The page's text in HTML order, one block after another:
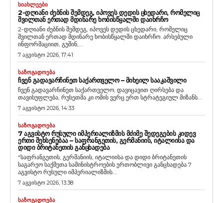
ᲡᲘᲐᲮᲚᲔᲔᲑᲘ
2-ᲓᲦᲘᲐᲜᲘ ᲫᲔᲑᲜᲘᲡ ᲨᲔᲛᲓᲔᲒ, ᲘᲞᲝᲕᲔᲡ ᲓᲔᲓᲘᲡ ᲪᲮᲔᲓᲐᲠᲘ, ᲠᲝᲛᲔᲚᲘᲪ
ᲨᲕᲘᲚᲗᲐᲜ ᲔᲠᲗᲐᲓ ᲛᲓᲘᲜᲐᲠᲔ ᲮᲝᲑᲘᲡᲬᲧᲐᲚᲨᲘ ᲓᲐᲘᲮᲠᲩᲝ
2-დღიანი ძებნის შემდეგ, იპოვეს დედის ცხედარი, რომელიც
შვილთან ერთად მდინარე ხობისწყალში დაიხრჩო. არსებული
ინფორმაციით, გუშინ,...
7 აგვისტო 2026, 17:41
ᲡᲐᲖᲝᲒᲐᲓᲝᲔᲑᲐ
ᲩᲕᲔᲜ ᲒᲐᲓᲐᲕᲐᲠᲩᲘᲜᲔᲗ ᲡᲐᲥᲐᲠᲗᲕᲔᲚᲝ – ᲛᲘᲮᲔᲘᲚ ᲡᲐᲐᲙᲐᲨᲕᲘᲚᲘ
ჩვენ გადავარჩინეთ საქართველო, დავიცავით ღირსება და
თავისუფლება, რუსეთმა კი ომის ვერც ერთ სტრატეგიულ მიზანს...
7 აგვისტო 2026, 14:33
ᲡᲐᲖᲝᲒᲐᲓᲝᲔᲑᲐ
7 ᲐᲒᲕᲘᲡᲢᲝ ᲠᲣᲡᲣᲚᲘ ᲘᲛᲞᲔᲠᲘᲐᲚᲘᲖᲛᲘᲡ ᲛᲫᲘᲛᲔ ᲨᲔᲓᲔᲒᲔᲑᲘᲡ ᲙᲘᲓᲔᲕ
ᲔᲠᲗᲘ ᲨᲔᲮᲡᲔᲜᲔᲑᲐᲐ – ᲡᲐᲤᲠᲐᲜᲒᲔᲗᲘᲡ, ᲒᲔᲠᲛᲐᲜᲘᲘᲡ, ᲘᲢᲐᲚᲘᲘᲡᲐ ᲓᲐ
ᲓᲘᲓᲘ ᲑᲠᲘᲢᲐᲜᲔᲗᲘᲡ ᲒᲐᲜᲪᲮᲐᲓᲔᲑᲐ
“საფრანგეთის, გერმანიის, იტალიისა და დიდი ბრიტანეთის
საგარეო საქმეთა სამინისტროების ერთობლივი განცხადება 7
აგვისტო რუსული იმპერიალიზმის...
7 აგვისტო 2026, 13:38
ᲡᲐᲖᲝᲒᲐᲓᲝᲔᲑᲐ